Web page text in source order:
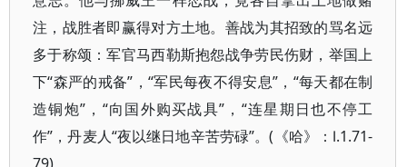
注，战胜者即赢得对方土地。善战为其招致的骂名远
多于称颂：军官马西勒斯抱怨战争劳民伤财，举国上
下“森严的戒备”，“军民每夜不得安息”，“每天都在制
造铜炮”，“向国外购买战具”，“连星期日也不停工
作”，丹麦人“夜以继日地辛苦劳碌”。(《哈》：Ⅰ.1.71-